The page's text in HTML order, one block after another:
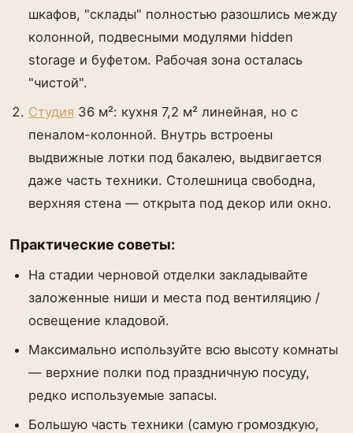
шкафов, "склады" полностью разошлись между
колонной, подвесными модулями hidden
storage и буфетом. Рабочая зона осталась
"чистой".
Студия 36 м²: кухня 7,2 м² линейная, но с
пеналом-колонной. Внутрь встроены
выдвижные лотки под бакалею, выдвигается
даже часть техники. Столешница свободна,
верхняя стена — открыта под декор или окно.
Практические советы:
На стадии черновой отделки закладывайте
заложенные ниши и места под вентиляцию /
освещение кладовой.
Максимально используйте всю высоту комнаты
— верхние полки под праздничную посуду,
редко используемые запасы.
Большую часть техники (самую громоздкую,